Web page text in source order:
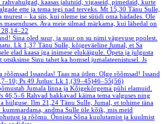
rahvahulgad, kaasas jalutuid, vigaseid, pimedaid, kurte
ette ja tema tegi nad terveks. Mt 15,30 Tänu Sulle,
murest – ka siis, kui oleme ise süüdi oma hädades. Ole
Ava meie silmad märkama, kui lähedal on
Sina oled suur, ja suur on su nimi vägevuse poolest.
Lk 1,37 Tänu Sulle, kõigeväeline Jumal, et Sa
elad kaasa iga inimese elukäigule. Õpeta ja julgusta
Sinu tahet ka homsel jumalateenistusel. Js
rõõmsad Issandas! Taas ma ütlen: Olge rõõmsad! Issand
Ps 49 Jutlus: Lk 1,(39–45)46–55(56)
Jumala linna ja Kõigekõrgema pühi elamuid.
46,5–6 Rahvad hakkavad käima tema valguses ning
hiilguse. Ilm 21,24 Tänu Sulle, Jumal, et tohime täna
andma Sulle üle kõik, mis meid
ja rõõmu. Õnnista Sõna kuulutamist ja kuulmist